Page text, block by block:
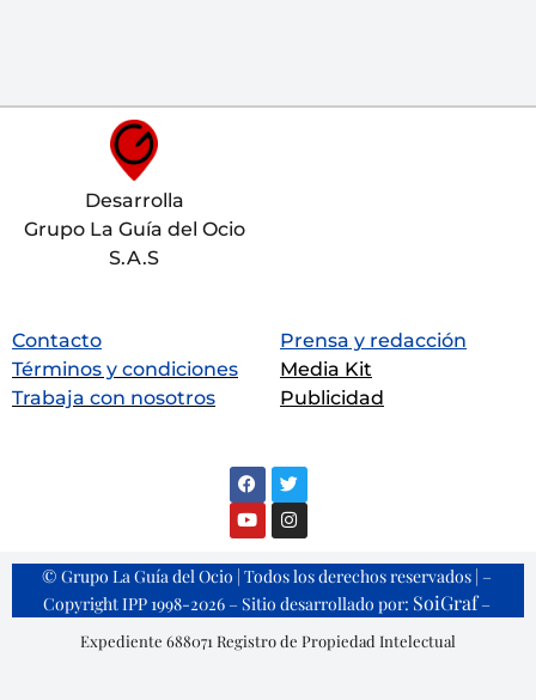
Desarrolla
Grupo La Guía del Ocio
S.A.S
Contacto
Términos y condiciones
Trabaja con nosotros
Prensa y redacción
Media Kit
Publicidad
© Grupo La Guía del Ocio | Todos los derechos reservados | –
Copyright IPP 1998-2026 – Sitio desarrollado por: SoiGraf–
Expediente 688071 Registro de Propiedad Intelectual